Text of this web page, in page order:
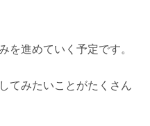
を進めていく予定です。
てみたいことがたくさん